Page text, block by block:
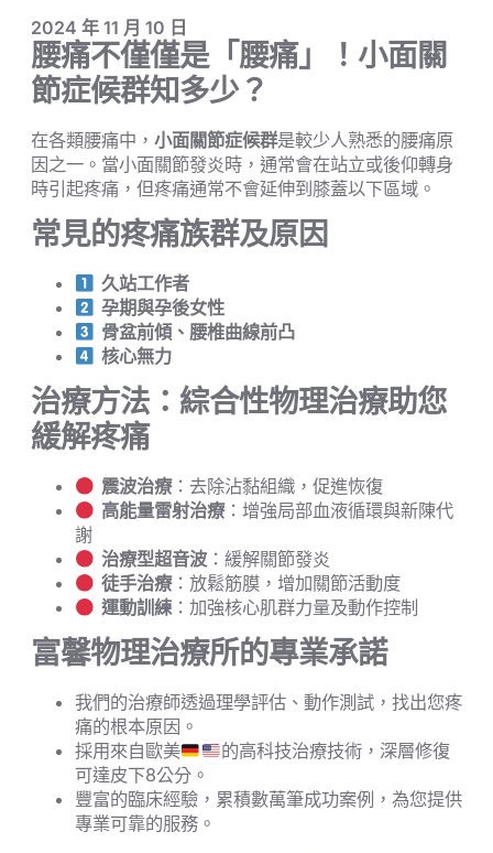
2024 年 11 月 10 日
腰痛不僅僅是「腰痛」！小面關
節症候群知多少？
在各類腰痛中， 小面關節症候群是較少人熟悉的腰痛原
因之一。當小面關節發炎時，通常會在站立或後仰轉身
時引起疼痛，但疼痛通常不會延伸到膝蓋以下區域。
常見的疼痛族群及原因
久站工作者
孕期與孕後女性
骨盆前傾、腰椎曲線前凸
核心無力
治療方法：綜合性物理治療助您
緩解疼痛
震波治療：去除沾黏組織，促進恢復
高能量雷射治療：增強局部血液循環與新陳代
謝
治療型超音波：緩解關節發炎
徒手治療：放鬆筋膜，增加關節活動度
運動訓練：加強核心肌群力量及動作控制
富馨物理治療所的專業承諾
我們的治療師透過理學評估、動作測試，找出您疼
痛的根本原因。
採用來自歐美
的高科技治療技術，深層修復
可達皮下8公分。
豐富的臨床經驗，累積數萬筆成功案例，為您提供
專業可靠的服務。